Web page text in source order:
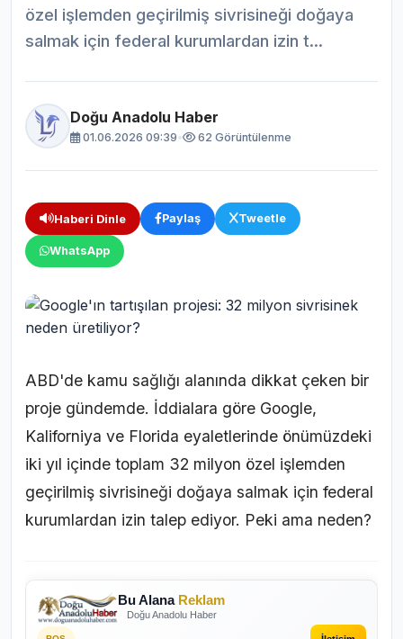
özel işlemden geçirilmiş sivrisineği doğaya
salmak için federal kurumlardan izin t...
Doğu Anadolu Haber
01.06.2026 09:39• 62 Görüntülenme
Haberi Dinle Paylaş Tweetle
WhatsApp
ABD'de kamu sağlığı alanında dikkat çeken bir
proje gündemde. İddialara göre Google,
Kaliforniya ve Florida eyaletlerinde önümüzdeki
iki yıl içinde toplam 32 milyon özel işlemden
geçirilmiş sivrisineği doğaya salmak için federal
kurumlardan izin talep ediyor. Peki ama neden?
Bu Alana Reklam
Doğu Anadolu Haber